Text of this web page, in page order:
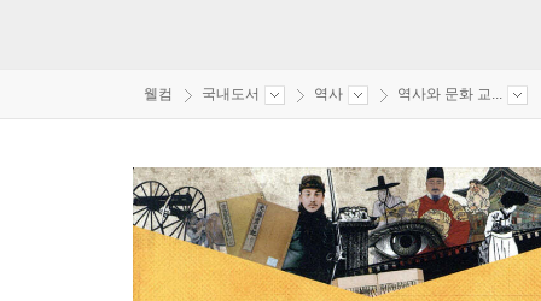
웰컴 국내도서 역사 역사와 문화 교...